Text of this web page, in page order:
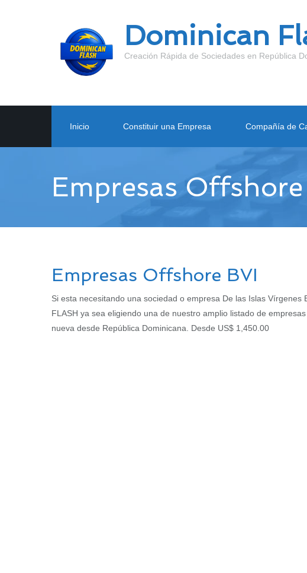
Dominican
Creación Rápida de Sociedades en República
Inicio Constituir una Empresa Compañía de
Empresas
Empresas Offshore BVI
Si esta necesitando una sociedad o empresa De las Islas Vírgenes
FLASH ya sea eligiendo una de nuestro amplio listado de
nueva desde República Dominicana. Desde US$ 1,450.00